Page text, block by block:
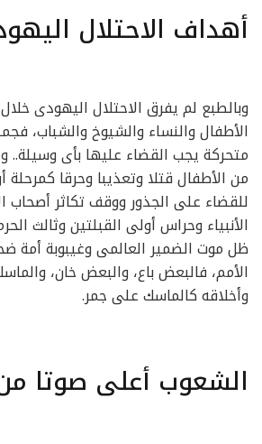
أهداف الاحتلال
وبالطبع لم يفرق الاحتلال اليهودى
الأطفال والنساء والشيوخ والشباب،
متحركة يجب القضاء عليها بأى وسيلة..
من الأطفال قتلا وتعذيبا وحرقا
للقضاء على الجذور ووقف تكاثر أصحاب
الأنبياء وحراس أولى القبلتين وثالث
ظل موت الضمير العالمى وغيبوبة
الأمم، فالبعض باع، والبعض خان،
وأخلاقه كالماسك على جمر.
الشعوب أعلى صوتا